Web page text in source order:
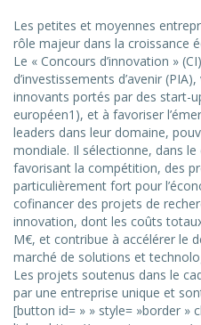
Les petites et moyennes
rôle majeur dans la croissance
Le « Concours d’innovation »
d’investissements d’avenir
innovants portés par des start-
européen1), et à favoriser
leaders dans leur domaine,
mondiale. Il sélectionne, dans le
favorisant la compétition, des
particulièrement fort pour
cofinancer des projets de
innovation, dont les coûts
M€, et contribue à accélérer le
marché de solutions et
Les projets soutenus dans le
par une entreprise unique et
[button id= » » style= »border »